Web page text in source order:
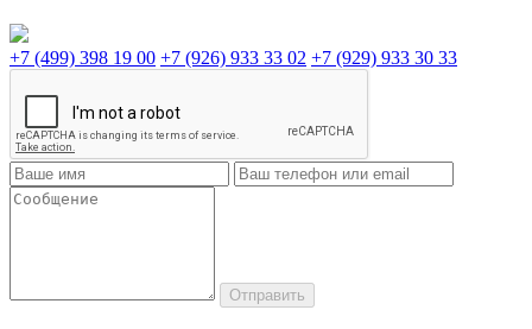
+7 (499) 398 19 00 +7 (926) 933 33 02 +7 (929) 933 30 33